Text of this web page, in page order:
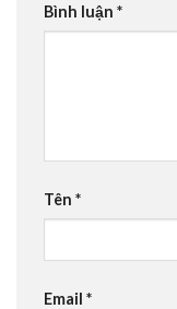
Bình luận *
Tên *
Email *